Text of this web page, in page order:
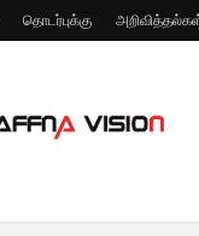
தொடர்புக்கு